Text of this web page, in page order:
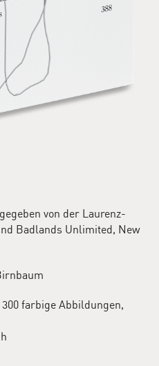
Doppeldeutigkeiten und
von der Laurenz-
Badlands Unlimited, New
300 farbige Abbildungen,